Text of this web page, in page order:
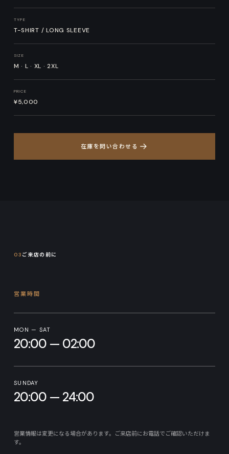
TYPE
T-SHIRT / LONG SLEEVE
SIZE
M · L · XL · 2XL
PRICE
¥5,000
在庫を問い合わせる
03 ご来店の前に
営業時間
MON — SAT
20:00 — 02:00
SUNDAY
20:00 — 24:00
営業情報は変更になる場合があります。ご来店前にお電話でご確認いただけま
す。